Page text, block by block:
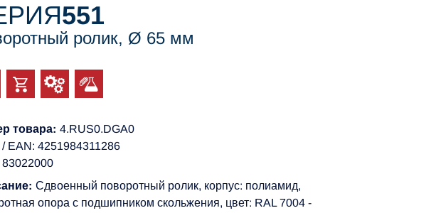
551
ролик, Ø 65 мм
товара: 4.RUS0.DGA0
/ EAN: 4251984311286
Сдвоенный поворотный ролик, корпус: полиамид,
опора с подшипником скольжения, цвет: RAL 7004 -